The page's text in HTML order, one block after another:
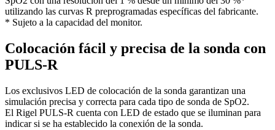
utilizando las curvas R preprogramadas específicas del fabricante.
* Sujeto a la capacidad del monitor.
Colocación fácil y precisa de la sonda con
PULS-R
Los exclusivos LED de colocación de la sonda garantizan una
simulación precisa y correcta para cada tipo de sonda de SpO2.
El Rigel PULS-R cuenta con LED de estado que se iluminan para
indicar si se ha establecido la conexión de la sonda.